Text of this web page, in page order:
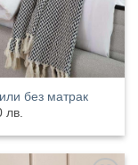
без матрак
лв.